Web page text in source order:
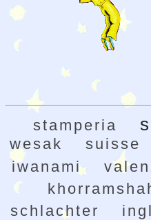
stamperia
wesak
suisse
iwanami
schlachter